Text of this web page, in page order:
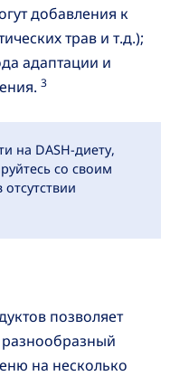
добавления к
трав и т.д.);
адаптации и
3
на DASH-диету,
со своим
позволяет
на несколько